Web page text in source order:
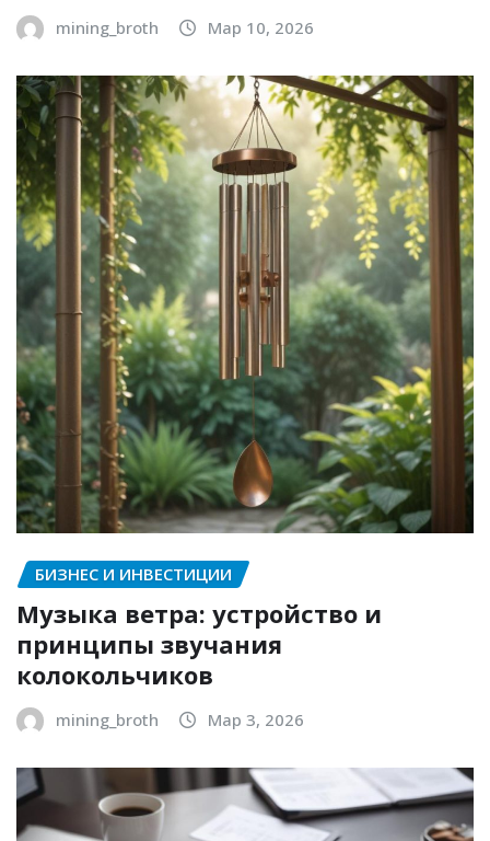
mining_broth Мар 10, 2026
БИЗНЕС И ИНВЕСТИЦИИ
Музыка ветра: устройство и
принципы звучания
колокольчиков
mining_broth Мар 3, 2026